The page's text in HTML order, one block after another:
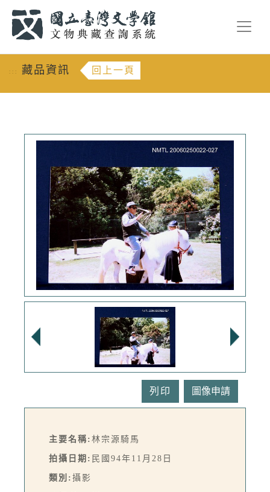
::: 藏品資訊 回上一頁
列印
主要名稱: 林宗源騎馬
拍攝日期: 民國94年11月28日
類別: 攝影